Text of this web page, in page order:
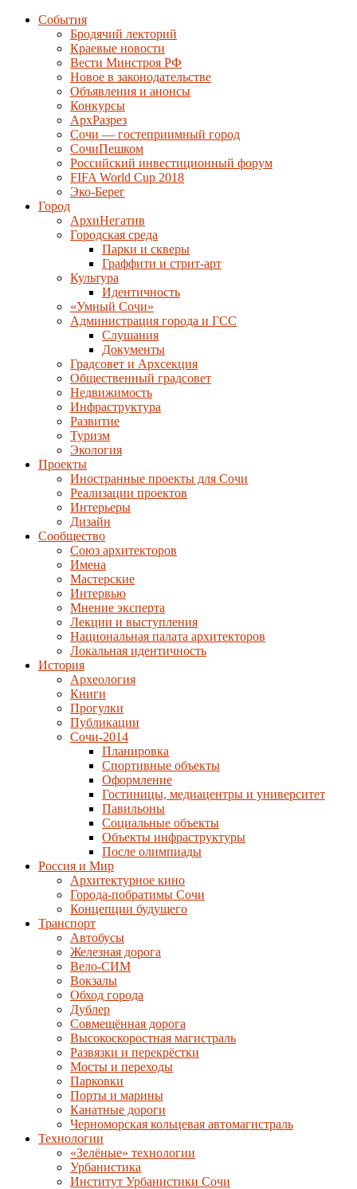
События
Бродячий лекторий
Краевые новости
Вести Минстроя РФ
Новое в законодательстве
Объявления и анонсы
Конкурсы
АрхРазрез
Сочи — гостеприимный город
СочиПешком
Российский инвестиционный форум
FIFA World Cup 2018
Эко-Берег
Город
АрхиНегатив
Городская среда
Парки и скверы
Граффити и стрит-арт
Культура
Идентичность
«Умный Сочи»
Администрация города и ГСС
Слушания
Документы
Градсовет и Архсекция
Общественный градсовет
Недвижимость
Инфраструктура
Развитие
Туризм
Экология
Проекты
Иностранные проекты для Сочи
Реализации проектов
Интерьеры
Дизайн
Сообщество
Союз архитекторов
Имена
Мастерские
Интервью
Мнение эксперта
Лекции и выступления
Национальная палата архитекторов
Локальная идентичность
История
Археология
Книги
Прогулки
Публикации
Сочи-2014
Планировка
Спортивные объекты
Оформление
Гостиницы, медиацентры и университет
Павильоны
Социальные объекты
Объекты инфраструктуры
После олимпиады
Россия и Мир
Архитектурное кино
Города-побратимы Сочи
Концепции будущего
Транспорт
Автобусы
Железная дорога
Вело-СИМ
Вокзалы
Обход города
Дублер
Совмещённая дорога
Высокоскоростная магистраль
Развязки и перекрёстки
Мосты и переходы
Парковки
Порты и марины
Канатные дороги
Черноморская кольцевая автомагистраль
Технологии
«Зелёные» технологии
Урбанистика
Институт Урбанистики Сочи